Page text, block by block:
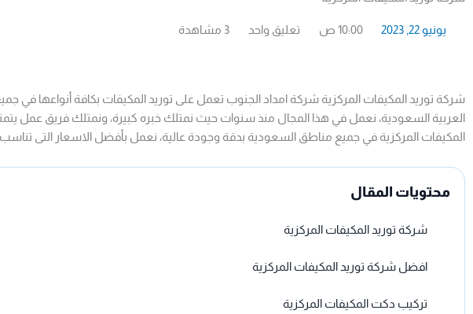
يونيو 22, 2023 10:00 ص تعليق واحد 3 مشاهدة
شركة توريد المكيفات المركزية شركة امداد الجنوب تعمل على توريد المكيفات بكافة أنواعها في
العربية السعودية، نعمل في هذا المجال منذ سنوات حيث نمتلك خبره كبيرة، ونمتلك فريق عمل
المكيفات المركزية في جميع مناطق السعودية بدقة وجودة عالية، نعمل بأفضل الاسعار التى تناسب
محتويات المقال
شركة توريد المكيفات المركزية
افضل شركة توريد المكيفات المركزية
تركيب دكت المكيفات المركزية